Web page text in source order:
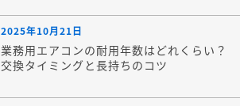
2025年10月21日
業務用エアコンの耐用年数はどれくらい？
交換タイミングと長持ちのコツ